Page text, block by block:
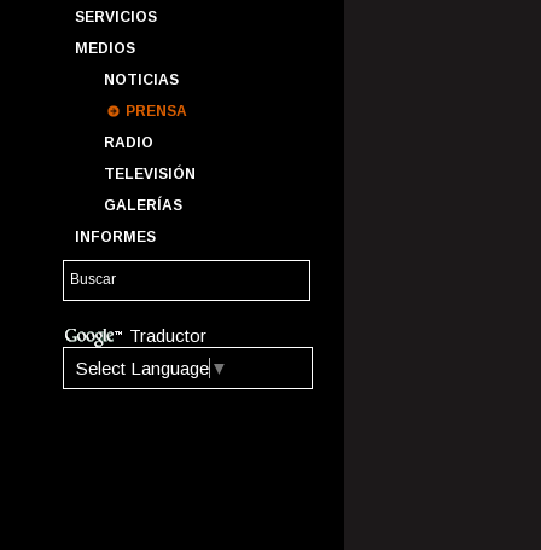
SERVICIOS
MEDIOS
NOTICIAS
PRENSA
RADIO
TELEVISIÓN
GALERÍAS
INFORMES
Traductor
Select Language ▼